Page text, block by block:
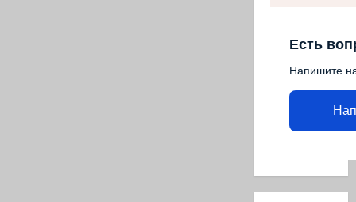
Есть
Напишите